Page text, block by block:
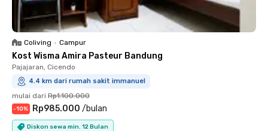
Coliving • Campur
Kost Wisma Amira Pasteur Bandung
Pajajaran, Cicendo
4.4 km dari rumah sakit immanuel
mulai dari Rp1.100.000
-10% Rp985.000 /bulan
Diskon sewa min. 12 Bulan